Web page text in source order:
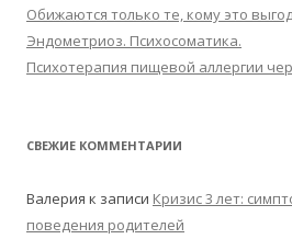
Обижаются только те, кому это
Эндометриоз. Психосоматика.
Психотерапия пищевой аллергии
СВЕЖИЕ КОММЕНТАРИИ
Валерия к записи Кризис 3 лет:
поведения родителей